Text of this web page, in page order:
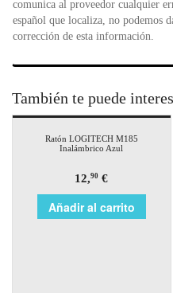
comunica al proveedor cualquier
español que localiza, no podemos
corrección de esta información.
También te puede
Ratón LOGITECH M185
Inalámbrico Azul
12,90 €
Añadir al carrito